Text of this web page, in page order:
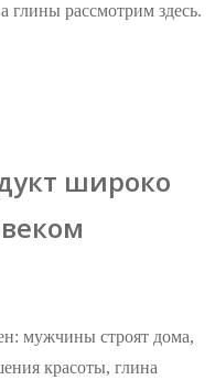
глины рассмотрим здесь.
широко
мужчины строят дома,
красоты, глина